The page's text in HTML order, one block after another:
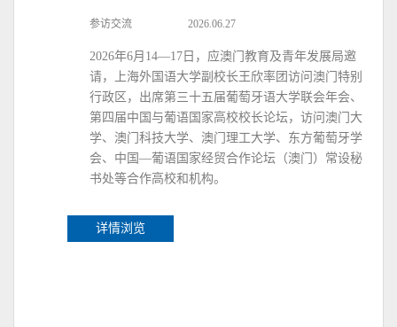
参访交流 2026.06.27
2026年6月14—17日，应澳门教育及青年发展局邀
请，上海外国语大学副校长王欣率团访问澳门特别
行政区，出席第三十五届葡萄牙语大学联会年会、
第四届中国与葡语国家高校校长论坛，访问澳门大
学、澳门科技大学、澳门理工大学、东方葡萄牙学
会、中国—葡语国家经贸合作论坛（澳门）常设秘
书处等合作高校和机构。
详情浏览